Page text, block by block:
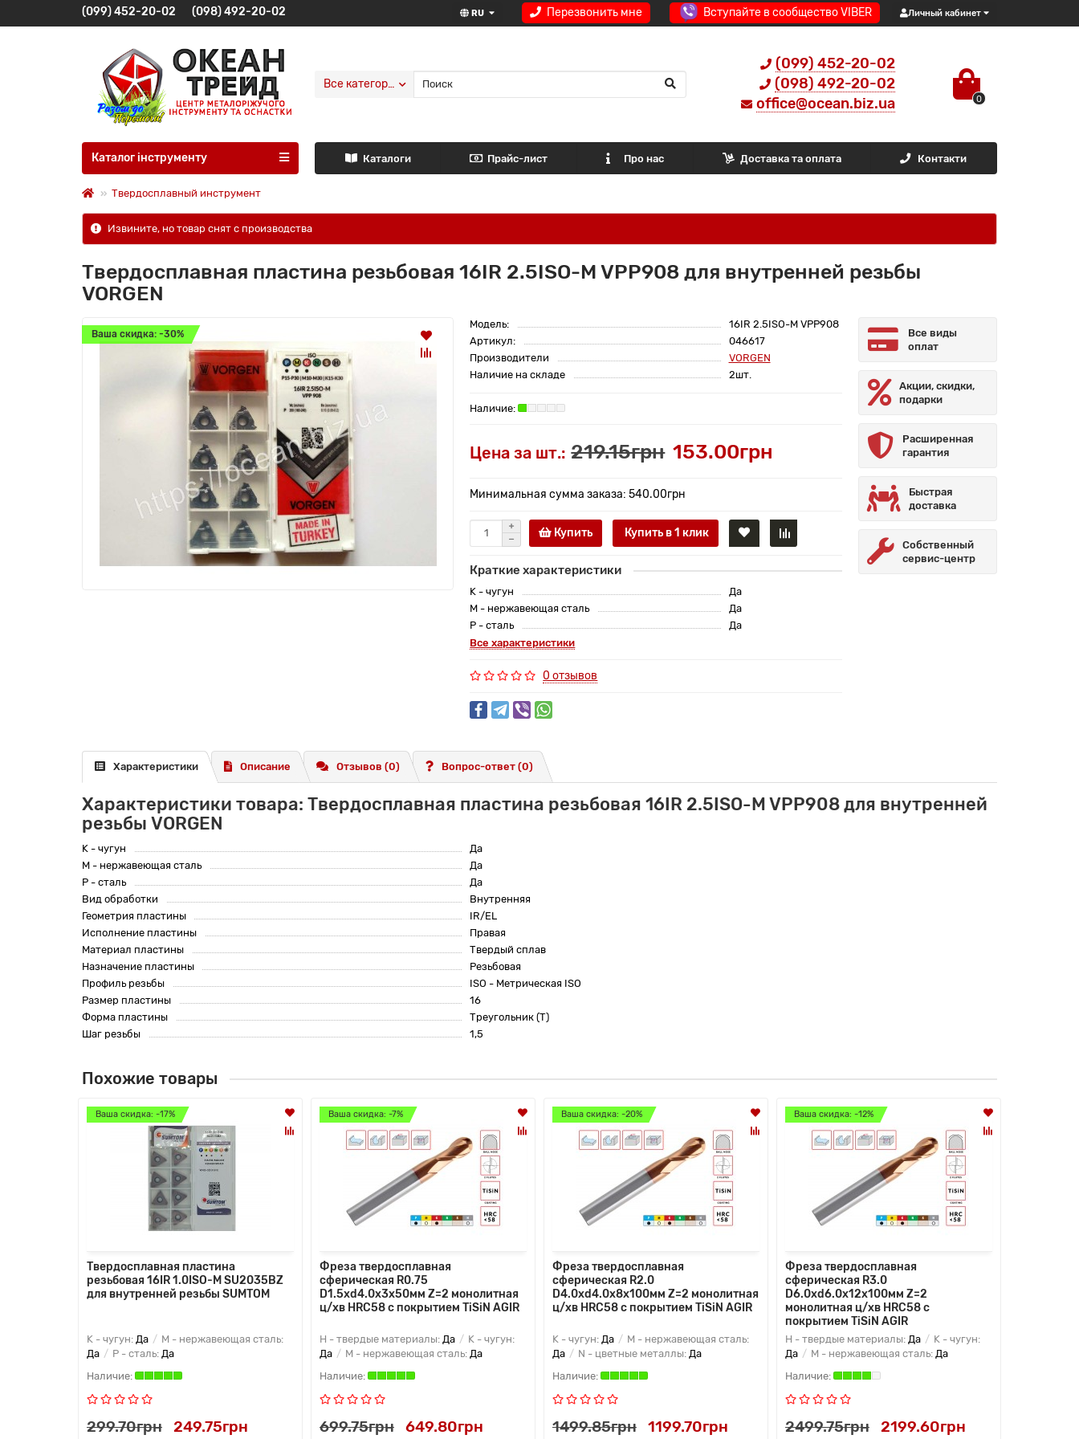
Перезвонить мне Вступайте в сообщество VIBER Личный кабинет
RU
(099) 452-20-02 (098) 492-20-02
(099) 452-20-02
(098) 492-20-02
office@ocean.biz.ua
0
Все категории
Каталог інструменту Каталоги Прайс-лист Про нас Доставка та оплата Контакти
Твердосплавный инструмент
Извините, но товар снят с производства
Твердосплавная пластина резьбовая 16IR 2.5ISO-M VPP908 для внутренней резьбы
VORGEN
Ваша скидка: -30%
Модель:
16IR 2.5ISO-M VPP908
Артикул:
046617
Производители
VORGEN
Наличие на складе
2шт.
Цена за шт.: 219.15грн 153.00грн
Минимальная сумма заказа: 540.00грн
Купить Купить в 1 клик
Краткие характеристики
K - чугун
Да
M - нержавеющая сталь
Да
P - сталь
Да
Все характеристики
0 отзывов
Все виды
оплат
Акции, скидки,
подарки
Расширенная
гарантия
Быстрая
доставка
Собственный
сервис-центр
Характеристики Описание Отзывов (0) Вопрос-ответ (0)
Характеристики товара: Твердосплавная пластина резьбовая 16IR 2.5ISO-M VPP908 для внутренней
резьбы VORGEN
K - чугун
Да
M - нержавеющая сталь
Да
P - сталь
Да
Вид обработки
Внутренняя
Геометрия пластины
IR/EL
Исполнение пластины
Правая
Материал пластины
Твердый сплав
Назначение пластины
Резьбовая
Профиль резьбы
ISO - Метрическая ISO
Размер пластины
16
Форма пластины
Треугольник (T)
Шаг резьбы
1,5
Похожие товары
Ваша скидка: -17%
Твердосплавная пластина
резьбовая 16IR 1.0ISO-M SU2035BZ
для внутренней резьбы SUMTOM
K - чугун: Да
M - нержавеющая сталь:
Да
P - сталь: Да
299.70грн 249.75грн
Ваша скидка: -7%
Фреза твердосплавная
сферическая R0.75
D1.5xd4.0х3х50мм Z=2 монолитная
ц/хв HRC58 с покрытием TiSiN AGIR
H - твердые материалы: Да
K - чугун:
Да
M - нержавеющая сталь: Да
699.75грн 649.80грн
Ваша скидка: -20%
Фреза твердосплавная
сферическая R2.0
D4.0xd4.0х8х100мм Z=2 монолитная
ц/хв HRC58 с покрытием TiSiN AGIR
K - чугун: Да
M - нержавеющая сталь:
Да
N - цветные металлы: Да
1499.85грн 1199.70грн
Ваша скидка: -12%
Фреза твердосплавная
сферическая R3.0
D6.0xd6.0х12х100мм Z=2
монолитная ц/хв HRC58 с
покрытием TiSiN AGIR
H - твердые материалы: Да
K - чугун:
Да
M - нержавеющая сталь: Да
2499.75грн 2199.60грн